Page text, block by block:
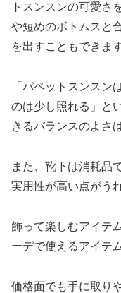
トスンスンの可愛さ
や短めのボトムスと
を出すこともできます
「パペットスンスン
のは少し照れる」と
きるバランスのよさ
また、靴下は消耗品
実用性が高い点がう
飾って楽しむアイテ
ーデで使えるアイテ
価格面でも手に取り